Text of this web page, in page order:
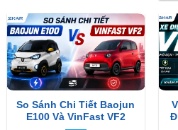
So Sánh Chi Tiết Baojun
E100 Và VinFast VF2